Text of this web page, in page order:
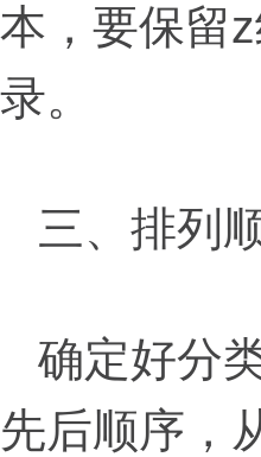
本，要保留
录。
三、排列
确定好分
先后顺序，